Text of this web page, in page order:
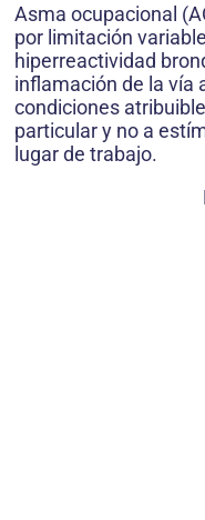
Asma ocupacional
por limitación
hiperreactividad
inflamación de la vía
condiciones
particular y no a
lugar de trabajo.